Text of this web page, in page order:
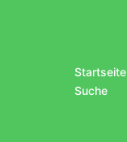
Startseite
Suche